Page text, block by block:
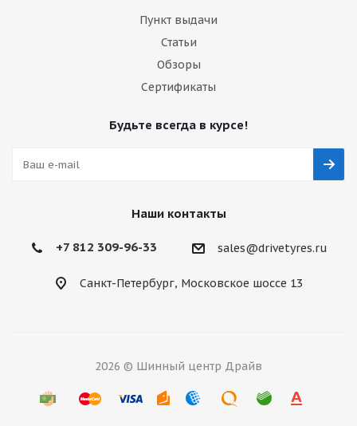
Пункт выдачи
Статьи
Обзоры
Сертификаты
Будьте всегда в курсе!
Наши контакты
+7 812 309-96-33 sales@drivetyres.ru
Санкт-Петербург, Московское шоссе 13
2026 © Шинный центр Драйв